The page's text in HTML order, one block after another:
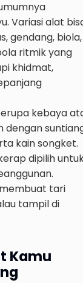
Variasi alat
gendang, biola,
ritmik yang
khidmat,
kebaya
dengan
kain songket.
dipilih
tari
tampil di
Kamu